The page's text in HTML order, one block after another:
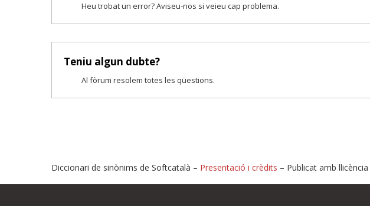
Heu trobat un error? Aviseu-nos si veieu cap problema.
Teniu algun dubte?
Al fòrum resolem totes les qüestions.
Diccionari de sinònims de Softcatalà – Presentació i crèdits – Publicat amb llicència